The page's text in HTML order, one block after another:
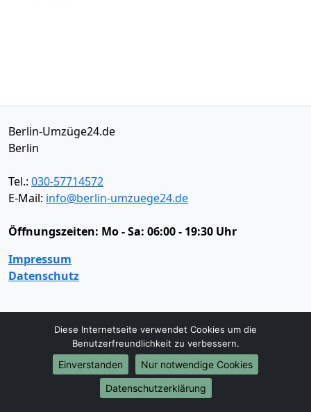
Berlin-Umzüge24.de
Berlin
Tel.: 030-57714572
E-Mail: info@berlin-umzuege24.de
Öffnungszeiten: Mo - Sa: 06:00 - 19:30 Uhr
Impressum
Datenschutz
Umzugsservice
Umzugsservice Behördenumzug
Büroumzug
Fernumzug
Firmenumzug
Laborumzug
Praxisumzug
Privatumzug
Studentenumzug
Beiladung
Diese Internetseite verwendet Cookies um die
Benutzerfreundlichkeit zu verbessern.
Einverstanden
Nur notwendige Cookies
Datenschutzerklärung